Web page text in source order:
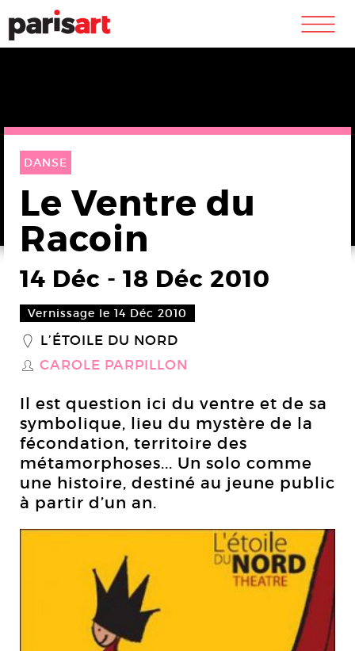
m
DANSE
Le Ventre du
Racoin
14 Déc - 18 Déc 2010
Vernissage le 14 Déc 2010
_ L’ÉTOILE DU NORD
S CAROLE PARPILLON
Il est question ici du ventre et de sa
symbolique, lieu du mystère de la
fécondation, territoire des
métamorphoses... Un solo comme
une histoire, destiné au jeune public
à partir d’un an.